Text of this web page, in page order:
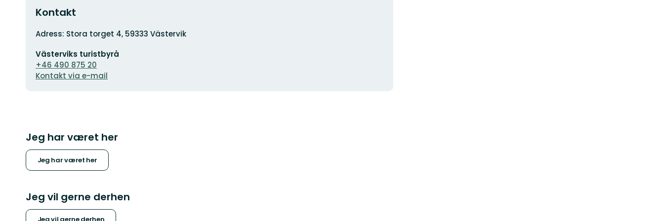
Kontakt
Adresse
Adress: Stora torget 4, 59333 Västervik
mailadresse
Västerviks turistbyrå
+46 490 875 20
Kontakt via e-mail
Jeg har været her
Jeg har været her
Jeg vil gerne derhen